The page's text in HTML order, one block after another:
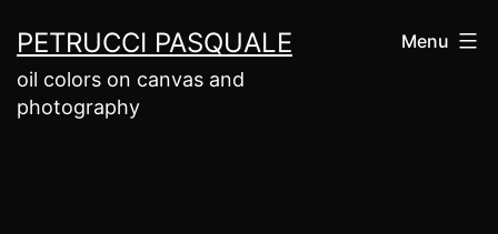
contenuto
PETRUCCI PASQUALE
oil colors on canvas and
photography
Menu